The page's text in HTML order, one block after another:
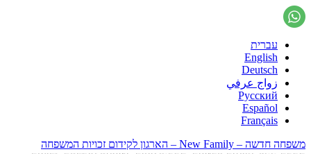
עברית
English
Deutsch
زواج عرفي
Русский
Español
Français
משפחה חדשה – New Family – הארגון לקידום זכויות המשפחה